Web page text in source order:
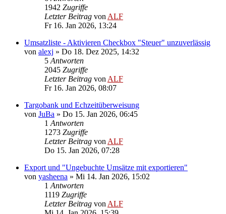
1942 Zugriffe
Letzter Beitrag von ALF
Fr 16. Jan 2026, 13:24
Umsatzliste - Aktivieren Checkbox "Steuer" unzuverlässig
von alexj » Do 18. Dez 2025, 14:32
5 Antworten
2045 Zugriffe
Letzter Beitrag von ALF
Fr 16. Jan 2026, 08:07
Targobank und Echzeitüberweisung
von JuBa » Do 15. Jan 2026, 06:45
1 Antworten
1273 Zugriffe
Letzter Beitrag von ALF
Do 15. Jan 2026, 07:28
Export und "Ungebuchte Umsätze mit exportieren"
von yasheena » Mi 14. Jan 2026, 15:02
1 Antworten
1119 Zugriffe
Letzter Beitrag von ALF